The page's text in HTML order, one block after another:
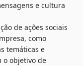
e cultura
de ações sociais
como
temáticas e
o objetivo de